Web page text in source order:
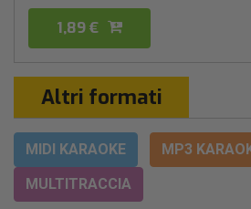
1,89 €
Altri formati
MIDI KARAOKE
MP3
MULTITRACCIA